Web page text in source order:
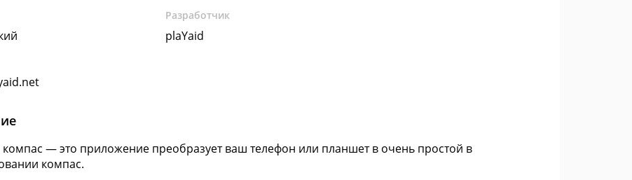
Разработчик
plaYaid
— это приложение преобразует ваш телефон или планшет в очень простой в
компас.